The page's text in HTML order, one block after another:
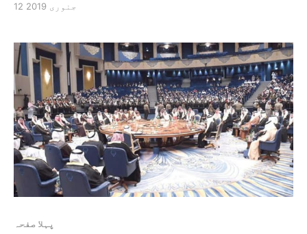
الاقوامی کانفرنس منعقد کرنے کا اعلان کیا ہے
وسلامتی کا فروغ کیسے ہو ہے اور اس کانفرنس کے
[…]
12 جنوری 2019
پہلا صفحہ